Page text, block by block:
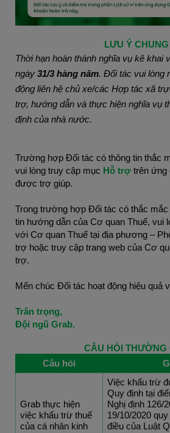
LƯU Ý CHUNG
Thời hạn hoàn thành nghĩa vụ kê khai
ngày 31/3 hàng năm. Đối tác vui lòng
động liên hệ chủ xe/các Hợp tác xã
trợ, hướng dẫn và thực hiện nghĩa vụ
định của nhà nước.
Trường hợp Đối tác có thông tin thắc
vui lòng truy cập mục Hỗ trợ trên ứng
được trợ giúp.
Trong trường hợp Đối tác có thắc mắc
tin hướng dẫn của Cơ quan Thuế, vui
với Cơ quan Thuế tại địa phương –
trợ hoặc truy cập trang web của Cơ
trợ.
Mến chúc Đối tác hoạt động hiệu quả
Trân trọng,
Đội ngũ Grab.
CÂU HỎI THƯỜNG
Câu hỏi
Grab thực hiện
việc khấu trừ thuế
của cá nhân kinh
Việc khấu trừ
Quy định tại
Nghị định 126/
19/10/2020
điều của Luật